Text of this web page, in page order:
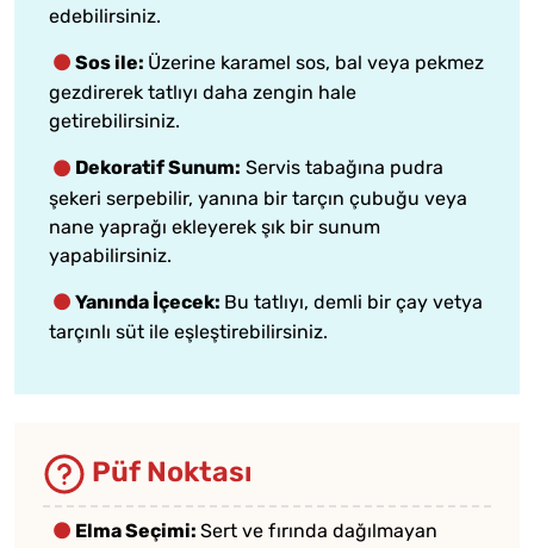
edebilirsiniz.
Sos ile: Üzerine karamel sos, bal veya pekmez
gezdirerek tatlıyı daha zengin hale
getirebilirsiniz.
Dekoratif Sunum: Servis tabağına pudra
şekeri serpebilir, yanına bir tarçın çubuğu veya
nane yaprağı ekleyerek şık bir sunum
yapabilirsiniz.
Yanında İçecek: Bu tatlıyı, demli bir çay vetya
tarçınlı süt ile eşleştirebilirsiniz.
Püf Noktası
Elma Seçimi: Sert ve fırında dağılmayan